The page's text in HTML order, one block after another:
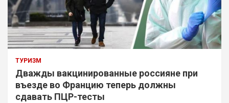
ТУРИЗМ
Дважды вакцинированные россияне при
въезде во Францию теперь должны
сдавать ПЦР-тесты